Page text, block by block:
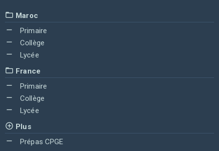
Maroc
Primaire
Collège
Lycée
France
Primaire
Collège
Lycée
Plus
Prépas CPGE